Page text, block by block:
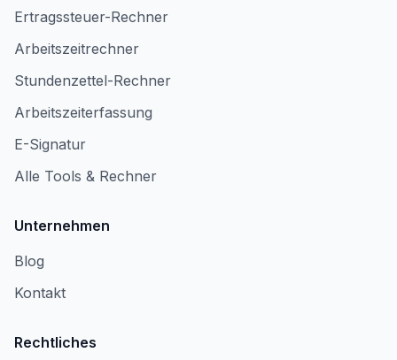
Ertragssteuer-Rechner
Arbeitszeitrechner
Stundenzettel-Rechner
Arbeitszeiterfassung
E-Signatur
Alle Tools & Rechner
Unternehmen
Blog
Kontakt
Rechtliches